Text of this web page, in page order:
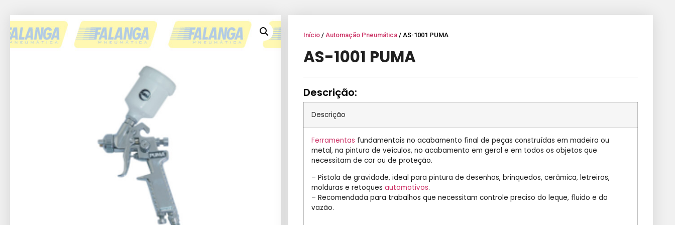
Início/ Automação Pneumática/ AS-1001 PUMA
AS-1001 PUMA
Descrição:
Descrição
Ferramentas fundamentais no acabamento final de peças construídas em madeira ou
metal, na pintura de veículos, no acabamento em geral e em todos os objetos que
necessitam de cor ou de proteção.
– Pistola de gravidade, ideal para pintura de desenhos, brinquedos, cerâmica, letreiros,
molduras e retoques automotivos.
– Recomendada para trabalhos que necessitam controle preciso do leque, fluido e da
vazão.